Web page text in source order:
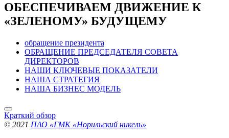
ОБЕСПЕЧИВАЕМ ДВИЖЕНИЕ К
«ЗЕЛЕНОМУ» БУДУЩЕМУ
обращение президента
ОБРАЩЕНИЕ ПРЕДСЕДАТЕЛЯ СОВЕТА
ДИРЕКТОРОВ
НАШИ КЛЮЧЕВЫЕ ПОКАЗАТЕЛИ
НАША СТРАТЕГИЯ
НАША БИЗНЕС МОДЕЛЬ
Краткий обзор
© 2021 ПАО «ГМК «Норильский никель»